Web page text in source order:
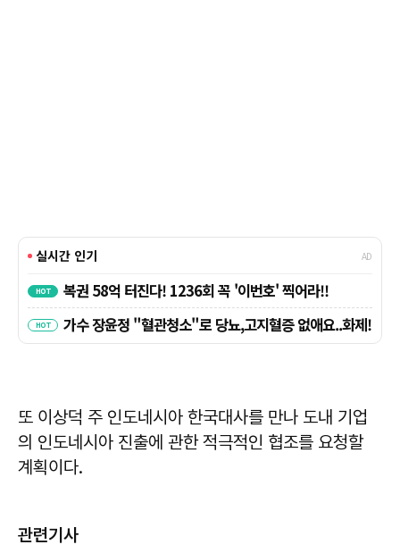
또 이상덕 주 인도네시아 한국대사를 만나 도내 기업
의 인도네시아 진출에 관한 적극적인 협조를 요청할
계획이다.
관련기사